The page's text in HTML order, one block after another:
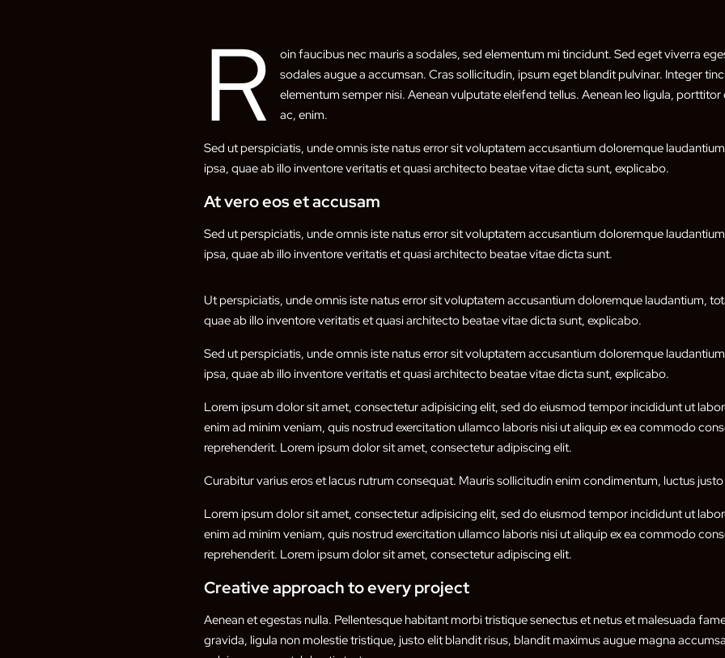
R
oin faucibus nec mauris a sodales, sed elementum mi tincidunt. Sed eget viverra
sodales augue a accumsan. Cras sollicitudin, ipsum eget blandit pulvinar. Integer
elementum semper nisi. Aenean vulputate eleifend tellus. Aenean leo ligula,
ac, enim.
Sed ut perspiciatis, unde omnis iste natus error sit voluptatem accusantium doloremque
ipsa, quae ab illo inventore veritatis et quasi architecto beatae vitae dicta sunt, explicabo.
At vero eos et accusam
Sed ut perspiciatis, unde omnis iste natus error sit voluptatem accusantium doloremque
ipsa, quae ab illo inventore veritatis et quasi architecto beatae vitae dicta sunt.
Ut perspiciatis, unde omnis iste natus error sit voluptatem accusantium doloremque laudantium,
quae ab illo inventore veritatis et quasi architecto beatae vitae dicta sunt, explicabo.
Sed ut perspiciatis, unde omnis iste natus error sit voluptatem accusantium doloremque
ipsa, quae ab illo inventore veritatis et quasi architecto beatae vitae dicta sunt, explicabo.
Lorem ipsum dolor sit amet, consectetur adipisicing elit, sed do eiusmod tempor incididunt ut
enim ad minim veniam, quis nostrud exercitation ullamco laboris nisi ut aliquip ex ea commodo
reprehenderit. Lorem ipsum dolor sit amet, consectetur adipiscing elit.
Curabitur varius eros et lacus rutrum consequat. Mauris sollicitudin enim condimentum, luctus
Lorem ipsum dolor sit amet, consectetur adipisicing elit, sed do eiusmod tempor incididunt ut
enim ad minim veniam, quis nostrud exercitation ullamco laboris nisi ut aliquip ex ea commodo
reprehenderit. Lorem ipsum dolor sit amet, consectetur adipiscing elit.
Creative approach to every project
Aenean et egestas nulla. Pellentesque habitant morbi tristique senectus et netus et malesuada
gravida, ligula non molestie tristique, justo elit blandit risus, blandit maximus augue magna